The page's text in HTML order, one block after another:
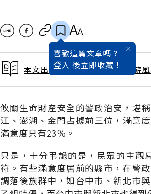
喜歡這篇文章嗎 ?
登入 後立即收藏 !
本文出自 2011 / 7月號雜誌 低薪
攸關生命財產安全的警政治安，堪
江、澎湖、金門占據前三位，滿意
滿意度只有23％。
只是，十分弔詭的是，民眾的主觀
符。有些滿意度居前的縣市，在警
調落後族群中，如台中市、新北市